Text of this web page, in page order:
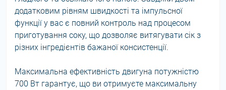
додатковим рівням швидкості та імпульсної
функції у вас є повний контроль над процесом
приготування соку, що дозволяє витягувати сік з
різних інгредієнтів бажаної консистенції.
Максимальна ефективність двигуна потужністю
700 Вт гарантує, що ви отримуєте максимальну